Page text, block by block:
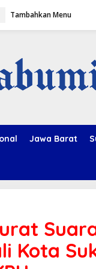
Tambahkan Menu
Jawa Barat
8
.
Kota